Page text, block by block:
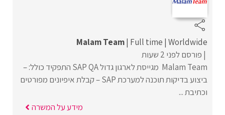
Malam Team Full time Worldwide
פורסם לפני 2 שעות
Malam Team מגייסת לארגון גדול SAP QA התפקיד כולל: –
ביצוע בדיקות תוכנה למערכת SAP – קבלת איפיונים מפורטים
וכתיבת ...
מידע על המשרה